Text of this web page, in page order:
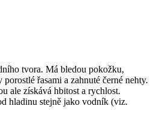
tvora. Má bledou pokožku,
řasami a zahnuté černé nehty.
ale získává hbitost a rychlost.
hladinu stejně jako vodník (viz.